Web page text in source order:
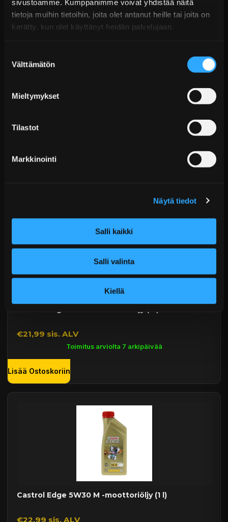
sivustoamme. Kumppanimme voivat yhdistää näitä
tietoja muihin tietoihin, joita olet antanut heille tai joita on
kerätty, kun olet käyttänyt heidän palvelujaan.
valinta
Välttämätön
Mieltymykset
Tilastot
Markkinointi
Näytä tiedot
Salli kaikki
Salli valinta
Kiellä
Castrol GTX Ultraclean 10W40 -moottoriöljy (1 l)
€21,99 sis. ALV
Toimitus arviolta 7 arkipäivää
Lisää Ostoskoriin
Castrol Edge 5W30 M -moottoriöljy (1 l)
€22,99 sis. ALV